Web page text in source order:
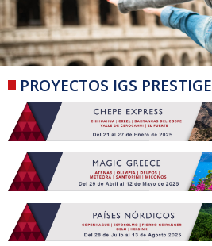
PROYECTOS IGS PRESTIGE